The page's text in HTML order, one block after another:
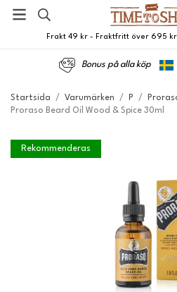
Frakt 49 kr - Fraktfritt över 695
Bonus på alla köp
Startsida / Varumärken / P /
Proraso Beard Oil Wood & Spice 30ml
Rekommenderas